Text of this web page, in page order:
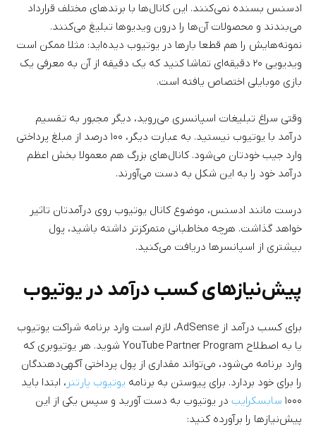
ادسنس بسنده نمی‌کنند. این کانال‌ها با برندهای مختلف قرارداد
می‌بندند و محصولات آن‌ها را درون ویدیوها تبلیغ می‌کنند.
نمونه‌هایش را هم قطعا بارها در یوتیوب دیده‌اید: مثلا ممکن است
ویدیویی ۲۰ دقیقه‌ای تماشا کنید که یک دقیقه از آن‌ به معرفی یک
بازی موبایلی اختصاص یافته است.
وقتی سراغ تبلیغات اسپانسری می‌روید، دیگر مجبور به تقسیم
درآمد با یوتیوب نیستید. به عبارت دیگر، ۱۰۰ درصد از مبلغ پرداختی
وارد جیب خودتان می‌شود. کانال‌های بزرگ هم معمولا بخش اعظم
درآمد خود را به این شکل به دست می‌آورند.
درست مانند ادسنس، موضوع کانال یوتیوب روی درآمدتان تاثیر
خواهد گذاشت. هرچه مخاطبانی‌ متمرکزتر داشته باشید، پول
بیشتری از اسپانسرها دریافت می‌کنید.
پیش‌نیازهای کسب درآمد در یوتیوب
برای کسب درآمد از AdSense، لازم است وارد برنامه شراکت یوتیوب
یا به اصطلاح YouTube Partner Program شوید. هر یوتیوبری که
وارد برنامه می‌شود، می‌تواند مقداری از پول پرداختی آگهی‌دهندگان
را برای خود بردارد. برای پیوستن به برنامه یوتیوب پارتنر ، ابتدا باید
۱۰۰۰ سابسکرایب در یوتیوب به دست آورید و سپس یکی از این
پیش‌نیازها را برآورده کنید: